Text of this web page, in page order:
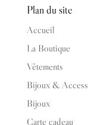
Plan du site
Accueil
La Boutique
Vêtements
Bijoux & Access
Bijoux
Carte cadeau